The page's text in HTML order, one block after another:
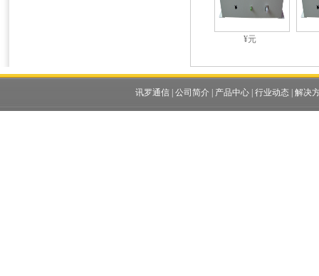
¥元
讯罗通信| 公司简介| 产品中心| 行业动态| 解决